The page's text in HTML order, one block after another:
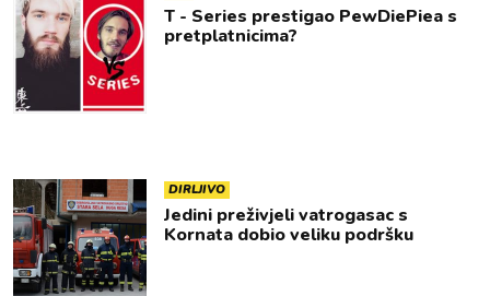
T - Series prestigao PewDiePiea s
pretplatnicima?
DIRLJIVO
Jedini preživjeli vatrogasac s
Kornata dobio veliku podršku